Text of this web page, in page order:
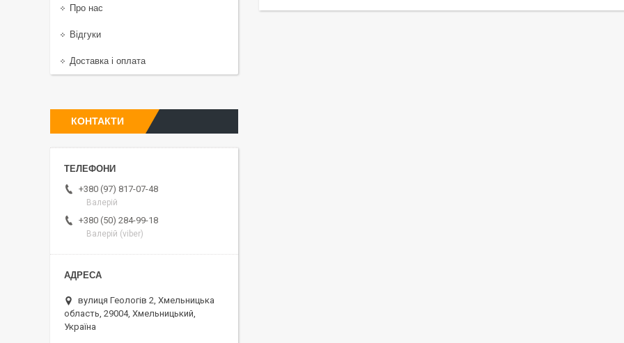
Про нас
Відгуки
Доставка і оплата
КОНТАКТИ
+380 (97) 817-07-48
Валерій
+380 (50) 284-99-18
Валерій (viber)
вулиця Геологів 2, Хмельницька
область, 29004, Хмельницький,
Україна